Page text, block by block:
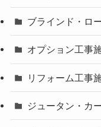
ブラインド・ロ
オプション工事
リフォーム工事
ジュータン・カ